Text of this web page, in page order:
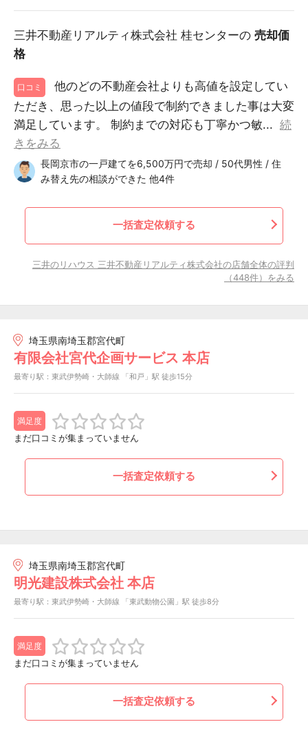
三井不動産リアルティ株式会社 桂センターの 売却価
格
口コミ
他のどの不動産会社よりも高値を設定してい
ただき、思った以上の値段で制約できました事は大変
満足しています。 制約までの対応も丁寧かつ敏... 続
きをみる
長岡京市の一戸建てを6,500万円で売却 / 50代男性 / 住
み替え先の相談ができた 他4件
一括査定依頼する
三井のリハウス 三井不動産リアルティ株式会社の店舗全体の評判
（448件）をみる
埼玉県南埼玉郡宮代町
有限会社宮代企画サービス 本店
最寄り駅：東武伊勢崎・大師線 「和戸」駅 徒歩15分
満足度
まだ口コミが集まっていません
一括査定依頼する
埼玉県南埼玉郡宮代町
明光建設株式会社 本店
最寄り駅：東武伊勢崎・大師線 「東武動物公園」駅 徒歩8分
満足度
まだ口コミが集まっていません
一括査定依頼する